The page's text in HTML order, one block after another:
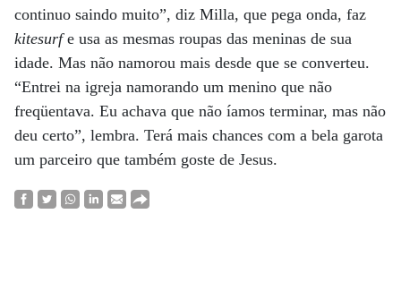
continuo saindo muito”, diz Milla, que pega onda, faz
kitesurfe usa as mesmas roupas das meninas de sua
idade. Mas não namorou mais desde que se converteu.
“Entrei na igreja namorando um menino que não
freqüentava. Eu achava que não íamos terminar, mas não
deu certo”, lembra. Terá mais chances com a bela garota
um parceiro que também goste de Jesus.